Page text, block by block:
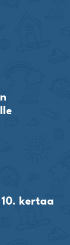
kertaa